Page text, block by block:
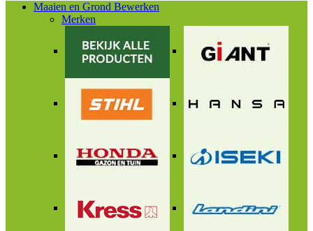
Maaien en Grond Bewerken
Merken